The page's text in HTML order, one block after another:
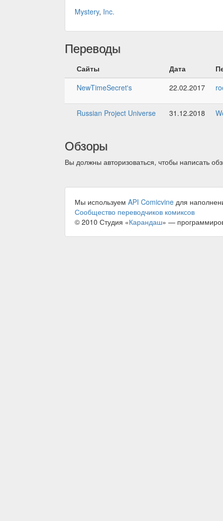
Mystery, Inc.
Переводы
Сайты Дата
NewTimeSecret's
22.02.2017
Russian Project Universe 31.12.2018
Обзоры
Вы должны авторизоваться, чтобы написать
Мы используем API Comicvine для
Сообщество переводчиков комиксов
© 2010 Студия «Карандаш» —